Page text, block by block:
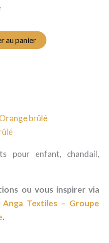
au panier
brûlé
pour enfant, chandail,
ou vous inspirer via
Anga Textiles – Groupe
.